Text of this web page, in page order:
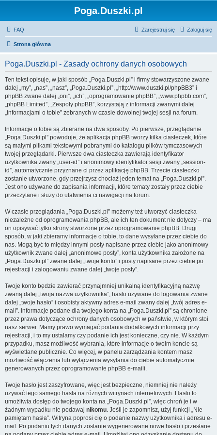
Poga.Duszki.pl
FAQ Zaloguj się
Zarejestruj się
Strona główna
Poga.Duszki.pl - Zasady ochrony danych osobowych
Ten tekst opisuje, w jaki sposób „Poga.Duszki.pl” i firmy stowarzyszone zwane
dalej „my”, „nas”, „nasz”, „Poga.Duszki.pl”, „http://www.duszki.pl/phpBB3” i
phpBB zwane dalej „oni”, „ich”, „oprogramowanie phpBB”, „www.phpbb.com”,
„phpBB Limited”, „Zespoły phpBB”, korzystają z informacji zwanymi dalej
„informacjami o tobie” zebranych w czasie dowolnej twojej sesji na forum.
Informacje o tobie są zbierane na dwa sposoby. Po pierwsze, przeglądanie
„Poga.Duszki.pl” powoduje, że aplikacja phpBB tworzy kilka ciasteczek, które
są małymi plikami tekstowymi pobranymi do katalogu plików tymczasowych
twojej przeglądarki. Pierwsze dwa ciasteczka zawierają identyfikator
użytkownika zwany „user-id” i anonimowy identyfikator sesji zwany „session-
id”, automatycznie przyznane ci przez aplikację phpBB. Trzecie ciasteczko
zostanie utworzone, gdy przejrzysz chociaż jeden temat na „Poga.Duszki.pl”.
Jest ono używane do zapisania informacji, które tematy zostały przez ciebie
przeczytane i służy do ułatwienia ci nawigacji na forum.
W czasie przeglądania „Poga.Duszki.pl” możemy też utworzyć ciasteczka
niezależne od oprogramowania phpBB, ale ich ten dokument nie dotyczy – ma
on opisywać tylko strony stworzone przez oprogramowanie phpBB. Drugi
sposób, w jaki zbieramy informacje o tobie, to dane wysyłane przez ciebie do
nas. Mogą być to między innymi posty napisane przez ciebie jako anonimowy
użytkownik zwane dalej „anonimowe posty”, konta użytkownika założone na
„Poga.Duszki.pl” zwane dalej „twoje konto” i posty napisane przez ciebie po
rejestracji i zalogowaniu zwane dalej „twoje posty”.
Twoje konto będzie zawierać przynajmniej unikalną identyfikacyjną nazwę
zwaną dalej „twoja nazwa użytkownika”, hasło używane do logowania zwane
dalej „twoje hasło” i osobisty aktywny adres e-mail zwany dalej „twój adres e-
mail”. Informacje podane dla twojego konta na „Poga.Duszki.pl” są chronione
przez prawa dotyczące ochrony danych osobowych w państwie, w którym stoi
nasz serwer. Mamy prawo wymagać podania dodatkowych informacji przy
rejestracji, i to my ustalamy czy podanie ich jest konieczne, czy nie. W każdym
przypadku, masz możliwość wybrania, które informacje o twoim koncie są
wyświetlane publicznie. Co więcej, w panelu zarządzania kontem masz
możliwość włączenia lub wyłączenia wysyłania do ciebie automatycznie
generowanych przez oprogramowanie phpBB e-maili.
Twoje hasło jest zaszyfrowane, więc jest bezpieczne, niemniej nie należy
używać tego samego hasła na różnych witrynach internetowych. Hasło to
umożliwia dostęp do twojego konta na „Poga.Duszki.pl”, więc chroń je i w
żadnym wypadku nie podawaj nikomu. Jeśli je zapomnisz, użyj funkcji „Nie
pamiętam hasła”. Witryna poprosi cię o podanie nazwy użytkownika i adresu e-
mail. Po podaniu tych danych zostanie wygenerowane nowe hasło i przesłane